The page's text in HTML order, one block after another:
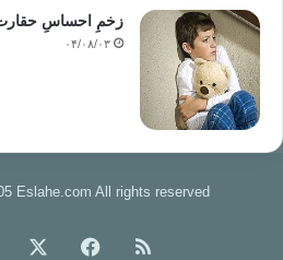
زخمِ احساسِ
۰۴/۰۸/۰۳
Eslahe.com All rights reserved
خوراک فیس